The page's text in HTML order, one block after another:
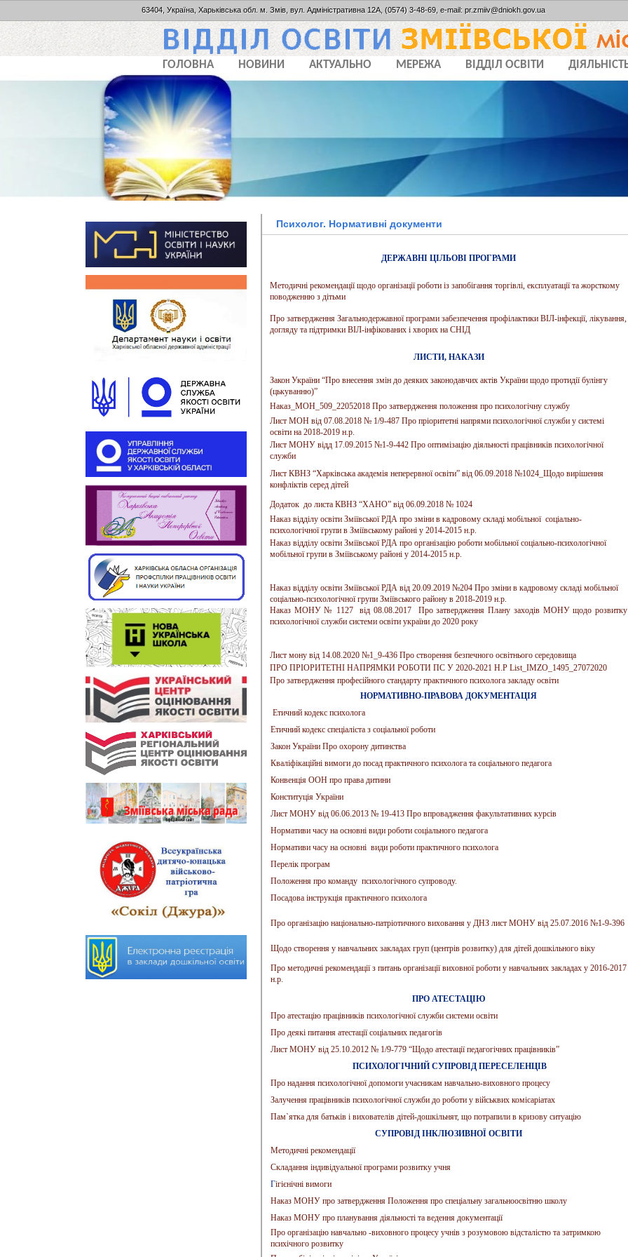
63404, Україна, Харьківська обл. м. Змів, вул. Адміністративна 12А, (0574) 3-48-69, e-mail: pr.zmiiv@dniokh.gov.ua
ГОЛОВНА НОВИНИ АКТУАЛЬНО МЕРЕЖА ВІДДІЛ ОСВІТИ
Психолог. Нормативні документи
ДЕРЖАВНІ ЦІЛЬОВІ ПРОГРАМИ
Методичні рекомендації щодо організації роботи із запобігання торгівлі, експлуатації та жорсткому
поводженню з дітьми
Про затвердження Загальнодержавної програми забезпечення профілактики ВІЛ-інфекції, лікування,
догляду та підтримки ВІЛ-інфікованих і хворих на СНІД
ЛИСТИ, НАКАЗИ
Закон України “Про внесення змін до деяких законодавчих актів України щодо протидії булінгу
(цькуванню)”
Наказ_МОН_509_22052018 Про затвердження положення про психологічну службу
Лист МОН від 07.08.2018 № 1/9-487 Про пріоритетні напрями психологічної служби у системі
освіти на 2018-2019 н.р.
Лист МОНУ відд 17.09.2015 №1-9-442 Про оптимізацію діяльності працівників психологічної
служби
Лист КВНЗ “Харківська академія неперервної освіти” від 06.09.2018 №1024_Щодо вирішення
конфліктів серед дітей
Додаток до листа КВНЗ “ХАНО” від 06.09.2018 № 1024
Наказ відділу освіти Зміївської РДА про зміни в кадровому складі мобільної соціально-
психологічної групи в Зміївському районі у 2014-2015 н.р.
Наказ відділу освіти Зміївської РДА про організацію роботи мобільної соціально-психологічної
мобільної групи в Зміївському районі у 2014-2015 н.р.
Наказ відділу освіти Зміївської РДА від 20.09.2019 №204 Про зміни в кадровому складі мобільної
соціально-психологічної групи Зміївського району в 2018-2019 н.р.
Наказ МОНУ № 1127 від 08.08.2017 Про затвердження Плану заходів МОНУ щодо розвитку
психологічної служби системи освіти україни до 2020 року
Лист мону від 14.08.2020 №1_9-436 Про створення безпечного освітнього середовища
ПРО ПРIОРИТЕТНI НАПРЯМКИ РОБОТИ ПС У 2020-2021 Н.Р List_IMZO_1495_27072020
Про затвердження професійного стандарту практичного психолога закладу освіти
НОРМАТИВНО-ПРАВОВА ДОКУМЕНТАЦІЯ
Етичний кодекс психолога
Етичний кодекс спеціаліста з соціальної роботи
Закон України Про охорону дитинства
Кваліфікаційні вимоги до посад практичного психолога та соціального педагога
Конвенція ООН про права дитини
Конституція України
Лист МОНУ від 06.06.2013 № 19-413 Про впровадження факультативних курсів
Нормативи часу на основні види роботи соціального педагога
Нормативи часу на основні види роботи практичного психолога
Перелік програм
Положення про команду психологічного супроводу.
Посадова інструкція практичного психолога
Про організацію національно-патріотичного виховання у ДНЗ лист МОНУ від 25.07.2016 №1-9-396
Щодо створення у навчальних закладах груп (центрів розвитку) для дітей дошкільного віку
Про методичні рекомендації з питань організації виховної роботи у навчальних закладах у 2016-2017
н.р.
ПРО АТЕСТАЦІЮ
Про атестацію працівників психологічної служби системи освіти
Про деякі питання атестації соціальних педагогів
Лист МОНУ від 25.10.2012 № 1/9-779 “Щодо атестації педагогічних працівників”
ПСИХОЛОГІЧНИЙ СУПРОВІД ПЕРЕСЕЛЕНЦІВ
Про надання психологічної допомоги учасникам навчально-виховного процесу
Залучення працівників психологічної служби до роботи у військвих комісаріатах
Пам`ятка для батьків і вихователів дітей-дошкільнят, що потрапили в кризову ситуацію
СУПРОВІД ІНКЛЮЗИВНОЇ ОСВІТИ
Методичні рекомендації
Складання індивідуальної програми розвитку учня
Гігієнічні вимоги
Наказ МОНУ про затвердження Положення про спеціальну загальноосвітню школу
Наказ МОНУ про планування діяльності та ведення документації
Про організацію навчально -виховного процесу учнів з розумовою відсталістю та затримкою
психічного розвитку